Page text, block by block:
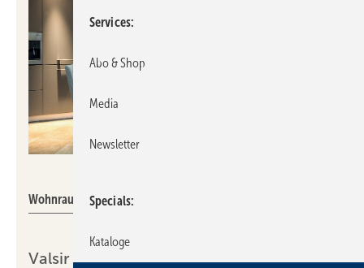
Wohnraumlüftungseinheit Ariosa Dot.
Valsir Ariosa Dot: Design und Funktion
Services
Abo & Shop
Media
Newsletter
Specials
Kataloge